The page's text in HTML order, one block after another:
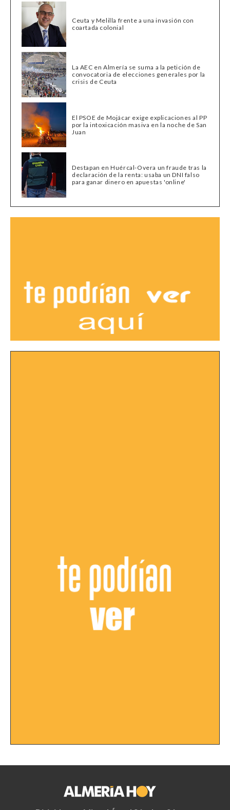
Ceuta y Melilla frente a una invasión con
coartada colonial
La AEC en Almería se suma a la petición de
convocatoria de elecciones generales por la
crisis de Ceuta
El PSOE de Mojácar exige explicaciones al PP
por la intoxicación masiva en la noche de San
Juan
Destapan en Huércal-Overa un fraude tras la
declaración de la renta: usaba un DNI falso
para ganar dinero en apuestas 'online'